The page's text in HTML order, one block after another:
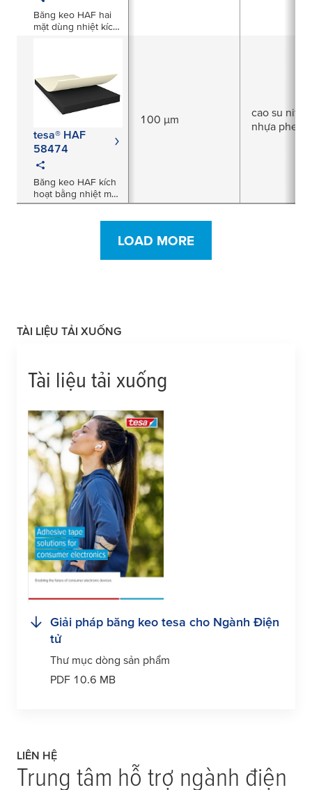
Băng keo HAF hai
mặt dùng nhiệt kích
tesa® HAF
58474
Băng keo HAF kích
hoạt bằng nhiệt màu
đen dày 100µm
100 µm
cao su
nhựa
LOAD MORE
TÀI LIỆU TẢI XUỐNG
Tài liệu tải xuống
Giải pháp băng keo tesa cho Ngành Điện
tử
Thư mục dòng sản phẩm
PDF 10.6 MB
LIÊN HỆ
Trung tâm hỗ trợ ngành điện